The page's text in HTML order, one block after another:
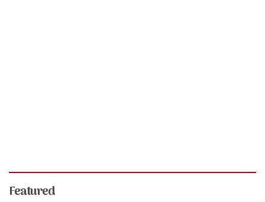
Featured